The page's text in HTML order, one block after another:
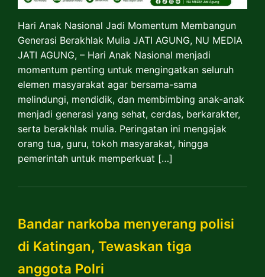
Hari Anak Nasional Jadi Momentum Membangun
Generasi Berakhlak Mulia JATI AGUNG, NU MEDIA
JATI AGUNG, – Hari Anak Nasional menjadi
momentum penting untuk mengingatkan seluruh
elemen masyarakat agar bersama-sama
melindungi, mendidik, dan membimbing anak-anak
menjadi generasi yang sehat, cerdas, berkarakter,
serta berakhlak mulia. Peringatan ini mengajak
orang tua, guru, tokoh masyarakat, hingga
pemerintah untuk memperkuat […]
Bandar narkoba menyerang polisi
di Katingan, Tewaskan tiga
anggota Polri